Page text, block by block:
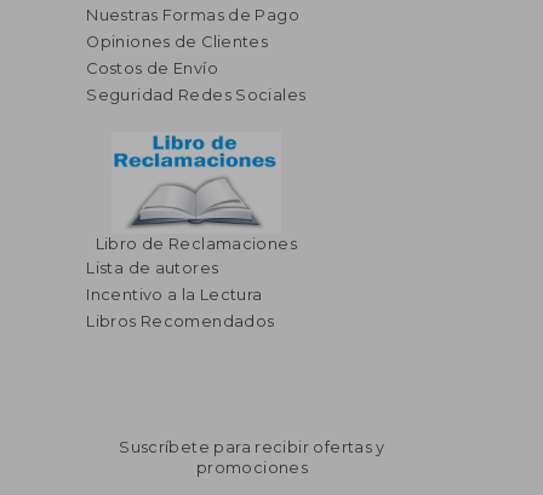
Nuestras Formas de Pago
Opiniones de Clientes
Costos de Envío
Seguridad Redes Sociales
Libro de Reclamaciones
Lista de autores
Incentivo a la Lectura
Libros Recomendados
Suscríbete para recibir ofertas y
promociones